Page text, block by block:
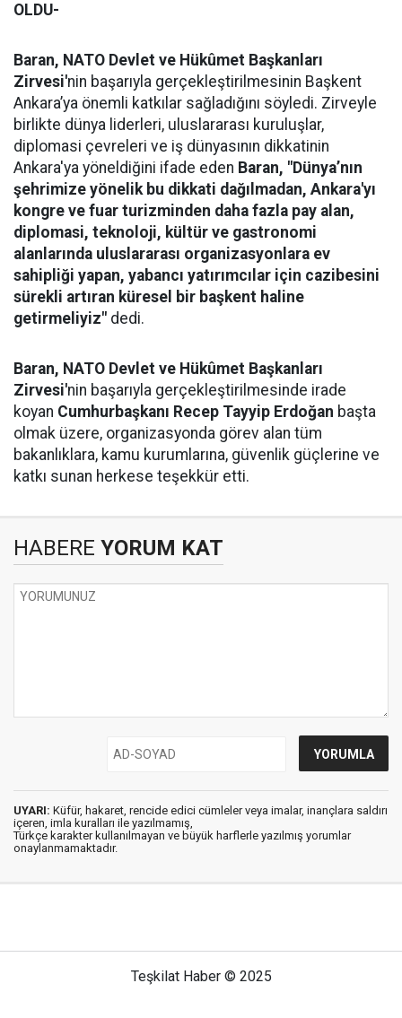
OLDU-
Baran, NATO Devlet ve Hükûmet Başkanları
Zirvesi'nin başarıyla gerçekleştirilmesinin Başkent
Ankara’ya önemli katkılar sağladığını söyledi. Zirveyle
birlikte dünya liderleri, uluslararası kuruluşlar,
diplomasi çevreleri ve iş dünyasının dikkatinin
Ankara'ya yöneldiğini ifade eden Baran, "Dünya’nın
şehrimize yönelik bu dikkati dağılmadan, Ankara'yı
kongre ve fuar turizminden daha fazla pay alan,
diplomasi, teknoloji, kültür ve gastronomi
alanlarında uluslararası organizasyonlara ev
sahipliği yapan, yabancı yatırımcılar için cazibesini
sürekli artıran küresel bir başkent haline
getirmeliyiz" dedi.
Baran, NATO Devlet ve Hükûmet Başkanları
Zirvesi'nin başarıyla gerçekleştirilmesinde irade
koyan Cumhurbaşkanı Recep Tayyip Erdoğan başta
olmak üzere, organizasyonda görev alan tüm
bakanlıklara, kamu kurumlarına, güvenlik güçlerine ve
katkı sunan herkese teşekkür etti.
HABERE YORUM KAT
UYARI: Küfür, hakaret, rencide edici cümleler veya imalar, inançlara saldırı
içeren, imla kuralları ile yazılmamış,
Türkçe karakter kullanılmayan ve büyük harflerle yazılmış yorumlar
onaylanmamaktadır.
Teşkilat Haber © 2025